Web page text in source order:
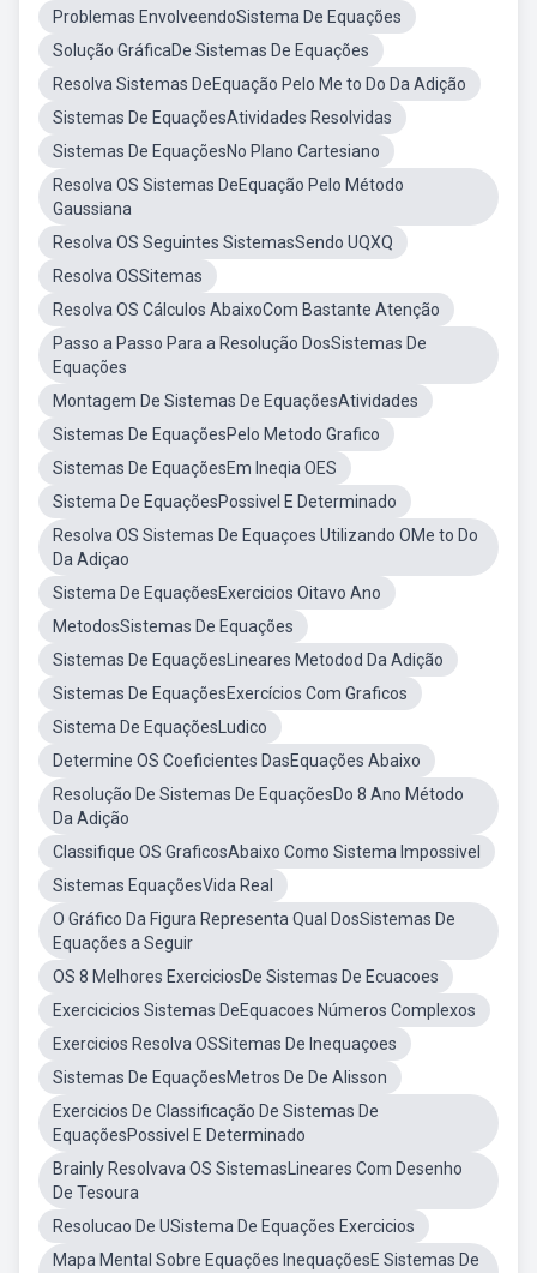
Problemas EnvolveendoSistema De Equações
Solução GráficaDe Sistemas De Equações
Resolva Sistemas DeEquação Pelo Me to Do Da Adição
Sistemas De EquaçõesAtividades Resolvidas
Sistemas De EquaçõesNo Plano Cartesiano
Resolva OS Sistemas DeEquação Pelo Método
Gaussiana
Resolva OS Seguintes SistemasSendo UQXQ
Resolva OSSitemas
Resolva OS Cálculos AbaixoCom Bastante Atenção
Passo a Passo Para a Resolução DosSistemas De
Equações
Montagem De Sistemas De EquaçõesAtividades
Sistemas De EquaçõesPelo Metodo Grafico
Sistemas De EquaçõesEm Ineqia OES
Sistema De EquaçõesPossivel E Determinado
Resolva OS Sistemas De Equaçoes Utilizando OMe to Do
Da Adiçao
Sistema De EquaçõesExercicios Oitavo Ano
MetodosSistemas De Equações
Sistemas De EquaçõesLineares Metodod Da Adição
Sistemas De EquaçõesExercícios Com Graficos
Sistema De EquaçõesLudico
Determine OS Coeficientes DasEquações Abaixo
Resolução De Sistemas De EquaçõesDo 8 Ano Método
Da Adição
Classifique OS GraficosAbaixo Como Sistema Impossivel
Sistemas EquaçõesVida Real
O Gráfico Da Figura Representa Qual DosSistemas De
Equações a Seguir
OS 8 Melhores ExerciciosDe Sistemas De Ecuacoes
Exercicicios Sistemas DeEquacoes Números Complexos
Exercicios Resolva OSSitemas De Inequaçoes
Sistemas De EquaçõesMetros De De Alisson
Exercicios De Classificação De Sistemas De
EquaçõesPossivel E Determinado
Brainly Resolvava OS SistemasLineares Com Desenho
De Tesoura
Resolucao De USistema De Equações Exercicios
Mapa Mental Sobre Equações InequaçõesE Sistemas De